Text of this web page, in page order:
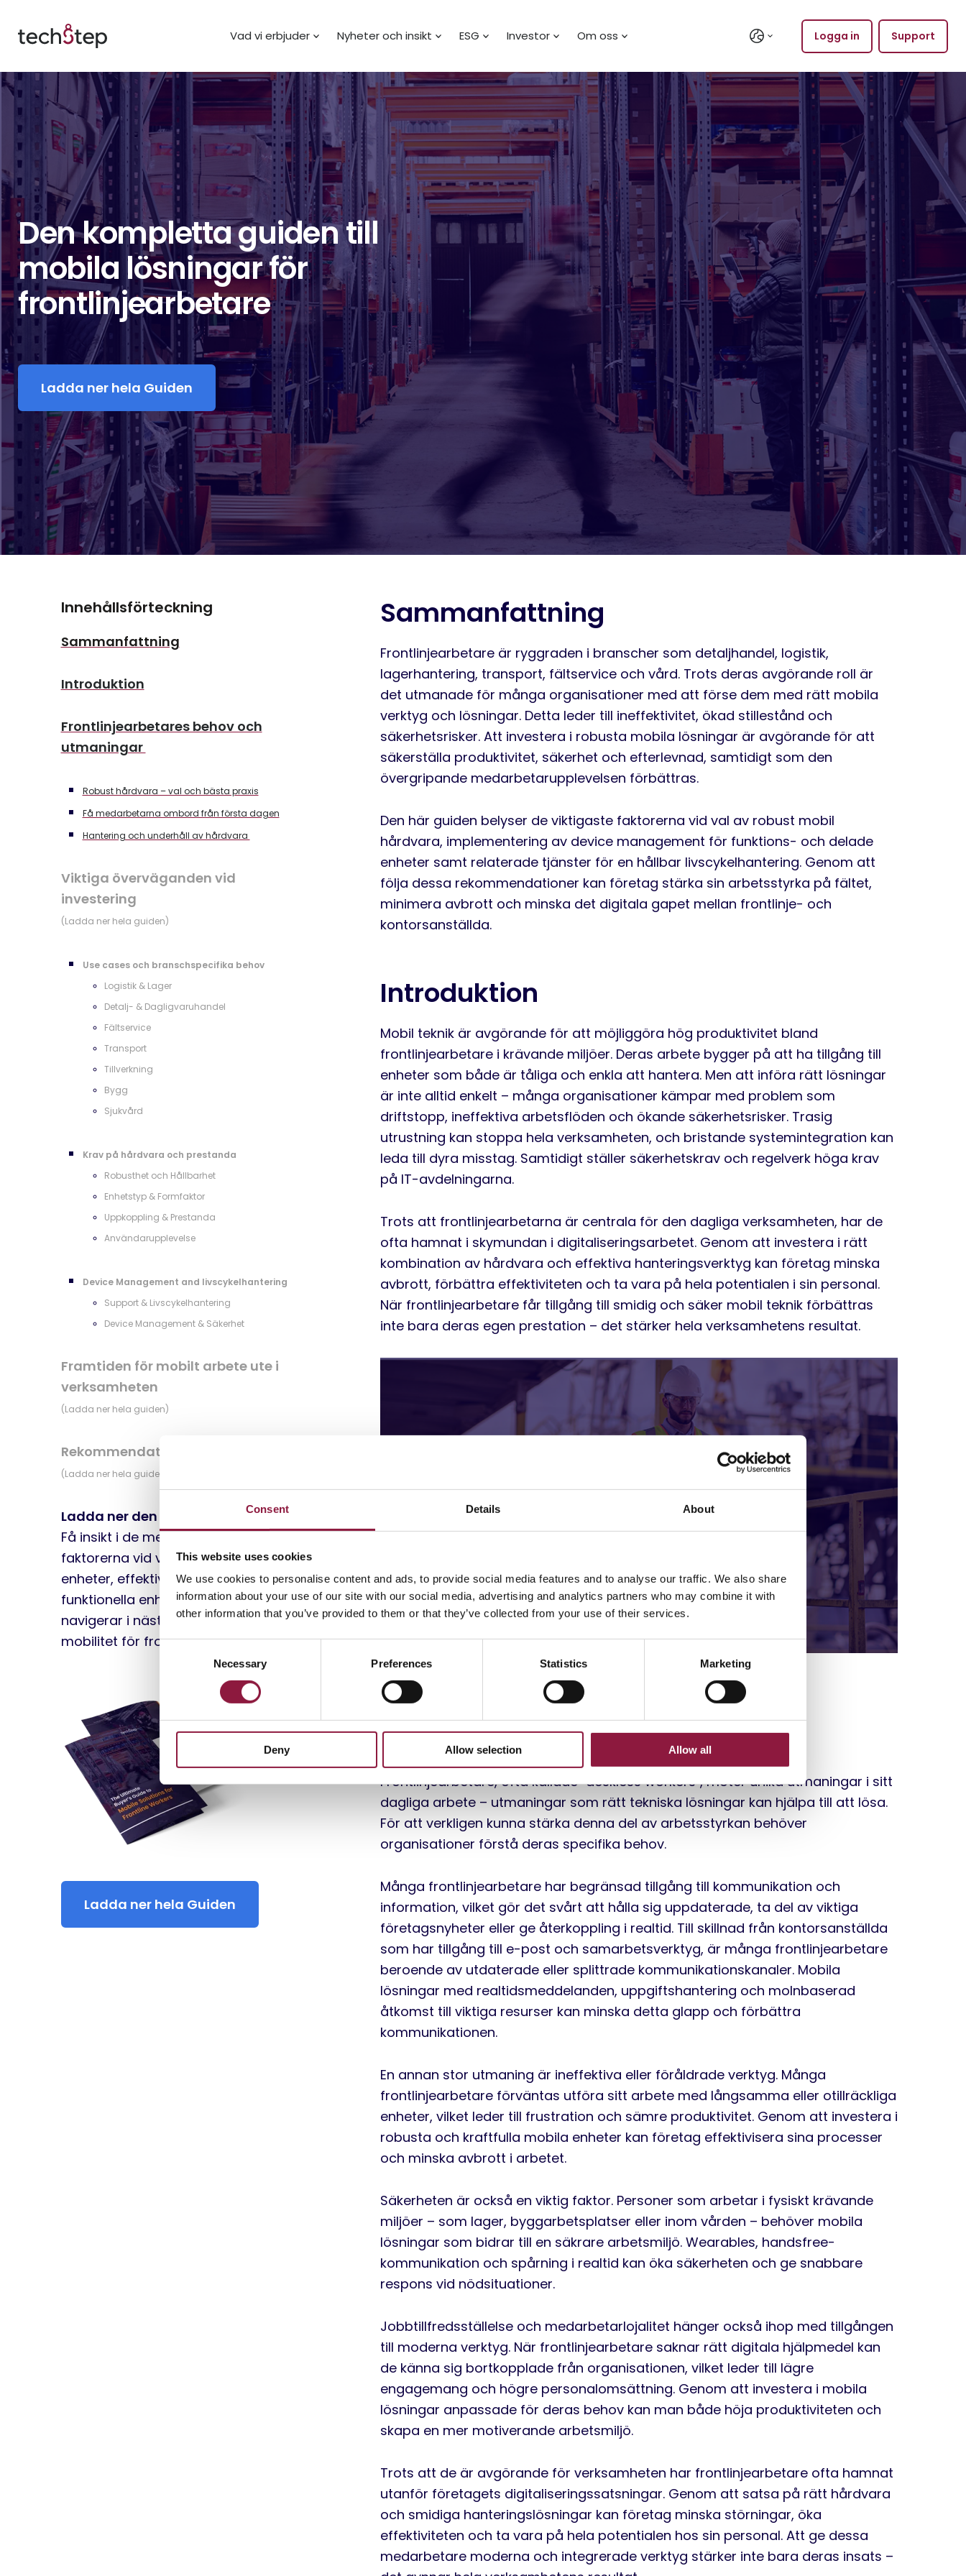
Consent Details About
This website uses cookies
We use cookies to personalise content and ads, to provide social media features and to analyse our traffic. We also share
information about your use of our site with our social media, advertising and analytics partners who may combine it with
other information that you’ve provided to them or that they’ve collected from your use of their services.
C
n
t
S
e
l
e
c
n
Necessary Preferences Statistics Marketing
Deny Allow selection Allow all
Vad vi erbjuder Nyheter och insikt ESG Investor Om oss Support
Logga in
Den kompletta guiden till
mobila lösningar för
frontlinjearbetare
Ladda ner hela Guiden
Innehållsförteckning
Sammanfattning
Introduktion
Frontlinjearbetares behov och
utmaningar
Robust hårdvara – val och bästa praxis
Få medarbetarna ombord från första dagen
Hantering och underhåll av hårdvara
Viktiga överväganden vid
investering
(Ladda ner hela guiden)
Use cases och branschspecifika behov
Logistik & Lager
Detalj- & Dagligvaruhandel
Fältservice
Transport
Tillverkning
Bygg
Sjukvård
Krav på hårdvara och prestanda
Robusthet och Hållbarhet
Enhetstyp & Formfaktor
Uppkoppling & Prestanda
Användarupplevelse
Device Management and livscykelhantering
Support & Livscykelhantering
Device Management & Säkerhet
Framtiden för mobilt arbete ute i
verksamheten
(Ladda ner hela guiden)
Rekommendationer
(Ladda ner hela guiden)
Ladda ner den fullständiga guiden
Få insikt i de mest avgörande
faktorerna vid val av robusta
enheter, effektiv hantering av delade
funktionella enheter samt hur du
navigerar i nästa utvecklingsfas av
mobilitet för frontlinjepersonal.
Ladda ner hela Guiden
Sammanfattning
Frontlinjearbetare är ryggraden i branscher som detaljhandel, logistik,
lagerhantering, transport, fältservice och vård. Trots deras avgörande roll är
det utmanade för många organisationer med att förse dem med rätt mobila
verktyg och lösningar. Detta leder till ineffektivitet, ökad stillestånd och
säkerhetsrisker. Att investera i robusta mobila lösningar är avgörande för att
säkerställa produktivitet, säkerhet och efterlevnad, samtidigt som den
övergripande medarbetarupplevelsen förbättras.
Den här guiden belyser de viktigaste faktorerna vid val av robust mobil
hårdvara, implementering av device management för funktions- och delade
enheter samt relaterade tjänster för en hållbar livscykelhantering. Genom att
följa dessa rekommendationer kan företag stärka sin arbetsstyrka på fältet,
minimera avbrott och minska det digitala gapet mellan frontlinje- och
kontorsanställda.
Introduktion
Mobil teknik är avgörande för att möjliggöra hög produktivitet bland
frontlinjearbetare i krävande miljöer. Deras arbete bygger på att ha tillgång till
enheter som både är tåliga och enkla att hantera. Men att införa rätt lösningar
är inte alltid enkelt – många organisationer kämpar med problem som
driftstopp, ineffektiva arbetsflöden och ökande säkerhetsrisker. Trasig
utrustning kan stoppa hela verksamheten, och bristande systemintegration kan
leda till dyra misstag. Samtidigt ställer säkerhetskrav och regelverk höga krav
på IT-avdelningarna.
Trots att frontlinjearbetarna är centrala för den dagliga verksamheten, har de
ofta hamnat i skymundan i digitaliseringsarbetet. Genom att investera i rätt
kombination av hårdvara och effektiva hanteringsverktyg kan företag minska
avbrott, förbättra effektiviteten och ta vara på hela potentialen i sin personal.
När frontlinjearbetare får tillgång till smidig och säker mobil teknik förbättras
inte bara deras egen prestation – det stärker hela verksamhetens resultat.
Frontlinjearbetares behov och
utmaningar
Frontlinjearbetare, ofta kallade "deskless workers", möter unika utmaningar i sitt
dagliga arbete – utmaningar som rätt tekniska lösningar kan hjälpa till att lösa.
För att verkligen kunna stärka denna del av arbetsstyrkan behöver
organisationer förstå deras specifika behov.
Många frontlinjearbetare har begränsad tillgång till kommunikation och
information, vilket gör det svårt att hålla sig uppdaterade, ta del av viktiga
företagsnyheter eller ge återkoppling i realtid. Till skillnad från kontorsanställda
som har tillgång till e-post och samarbetsverktyg, är många frontlinjearbetare
beroende av utdaterade eller splittrade kommunikationskanaler. Mobila
lösningar med realtidsmeddelanden, uppgiftshantering och molnbaserad
åtkomst till viktiga resurser kan minska detta glapp och förbättra
kommunikationen.
En annan stor utmaning är ineffektiva eller föråldrade verktyg. Många
frontlinjearbetare förväntas utföra sitt arbete med långsamma eller otillräckliga
enheter, vilket leder till frustration och sämre produktivitet. Genom att investera i
robusta och kraftfulla mobila enheter kan företag effektivisera sina processer
och minska avbrott i arbetet.
Säkerheten är också en viktig faktor. Personer som arbetar i fysiskt krävande
miljöer – som lager, byggarbetsplatser eller inom vården – behöver mobila
lösningar som bidrar till en säkrare arbetsmiljö. Wearables, handsfree-
kommunikation och spårning i realtid kan öka säkerheten och ge snabbare
respons vid nödsituationer.
Jobbtillfredsställelse och medarbetarlojalitet hänger också ihop med tillgången
till moderna verktyg. När frontlinjearbetare saknar rätt digitala hjälpmedel kan
de känna sig bortkopplade från organisationen, vilket leder till lägre
engagemang och högre personalomsättning. Genom att investera i mobila
lösningar anpassade för deras behov kan man både höja produktiviteten och
skapa en mer motiverande arbetsmiljö.
Trots att de är avgörande för verksamheten har frontlinjearbetare ofta hamnat
utanför företagets digitaliseringssatsningar. Genom att satsa på rätt hårdvara
och smidiga hanteringslösningar kan företag minska störningar, öka
effektiviteten och ta vara på hela potentialen hos sin personal. Att ge dessa
medarbetare moderna och integrerade verktyg stärker inte bara deras insats –